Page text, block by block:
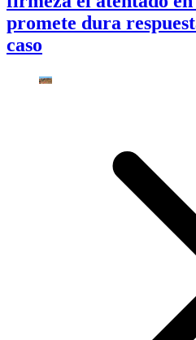
promete dura
caso